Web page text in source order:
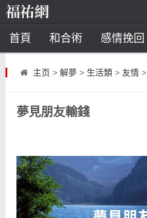
首頁 和合術 感情挽回
道教法事
星座
白羊座 水瓶座
算命
主页 > 解夢> 生活類> 友情>
夢見朋友輸錢